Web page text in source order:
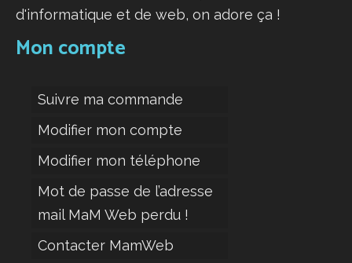
d'informatique et de web, on adore ça !
Mon compte
Suivre ma commande
Modifier mon compte
Modifier mon téléphone
Mot de passe de l’adresse
mail MaM Web perdu !
Contacter MamWeb